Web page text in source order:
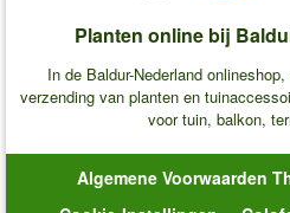
Planten online bij
In de Baldur-Nederland
verzending van planten en
voor tuin, balkon,
Algemene Voorwaarden